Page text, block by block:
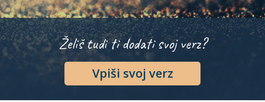
Želiš tudi ti dodati svoj verz?
Vpiši svoj verz